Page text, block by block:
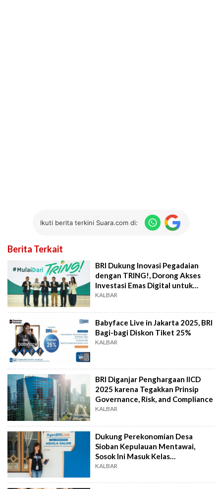
Ikuti berita terkini Suara.com di:
Berita Terkait
BRI Dukung Inovasi Pegadaian
dengan TRING!, Dorong Akses
Investasi Emas Digital untuk
Masyarakat
KALBAR
Babyface Live in Jakarta 2025, BRI
Bagi-bagi Diskon Tiket 25%
KALBAR
BRI Diganjar Penghargaan IICD
2025 karena Tegakkan Prinsip
Governance, Risk, and Compliance
KALBAR
Dukung Perekonomian Desa
Sioban Kepulauan Mentawai,
Sosok Ini Masuk Kelas
AgenBRILink Juragan BRI
KALBAR